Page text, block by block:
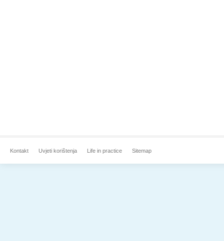
Kontakt Uvjeti korištenja Life in practice Sitemap